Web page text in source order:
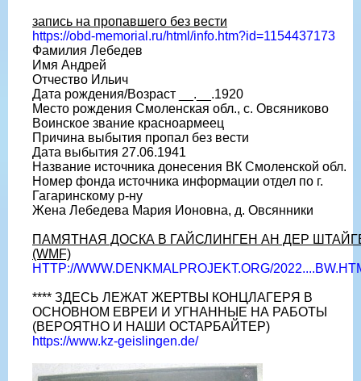
запись на пропавшего без вести
https://obd-memorial.ru/html/info.htm?id=1154437173
Фамилия Лебедев
Имя Андрей
Отчество Ильич
Дата рождения/Возраст __.__.1920
Место рождения Смоленская обл., с. Овсяниково
Воинское звание красноармеец
Причина выбытия пропал без вести
Дата выбытия 27.06.1941
Название источника донесения ВК Смоленской обл.
Номер фонда источника информации отдел по г.
Гагаринскому р-ну
Жена Лебедева Мария Ионовна, д. Овсянники
ПАМЯТНАЯ ДОСКА В ГАЙСЛИНГЕН АН ДЕР
(WMF)
HTTP://WWW.DENKMALPROJEKT.ORG/
**** ЗДЕСЬ ЛЕЖАТ ЖЕРТВЫ КОНЦЛАГЕРЯ В
ОСНОВНОМ ЕВРЕИ И УГНАННЫЕ НА РАБОТЫ
(ВЕРОЯТНО И НАШИ ОСТАРБАЙТЕР)
https://www.kz-geislingen.de/